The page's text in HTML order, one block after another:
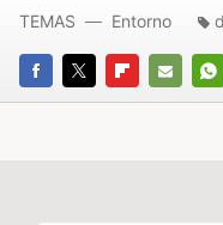
FACEBOOK
TWITTERFLIPBOARD
E-
TEMAS Entorno